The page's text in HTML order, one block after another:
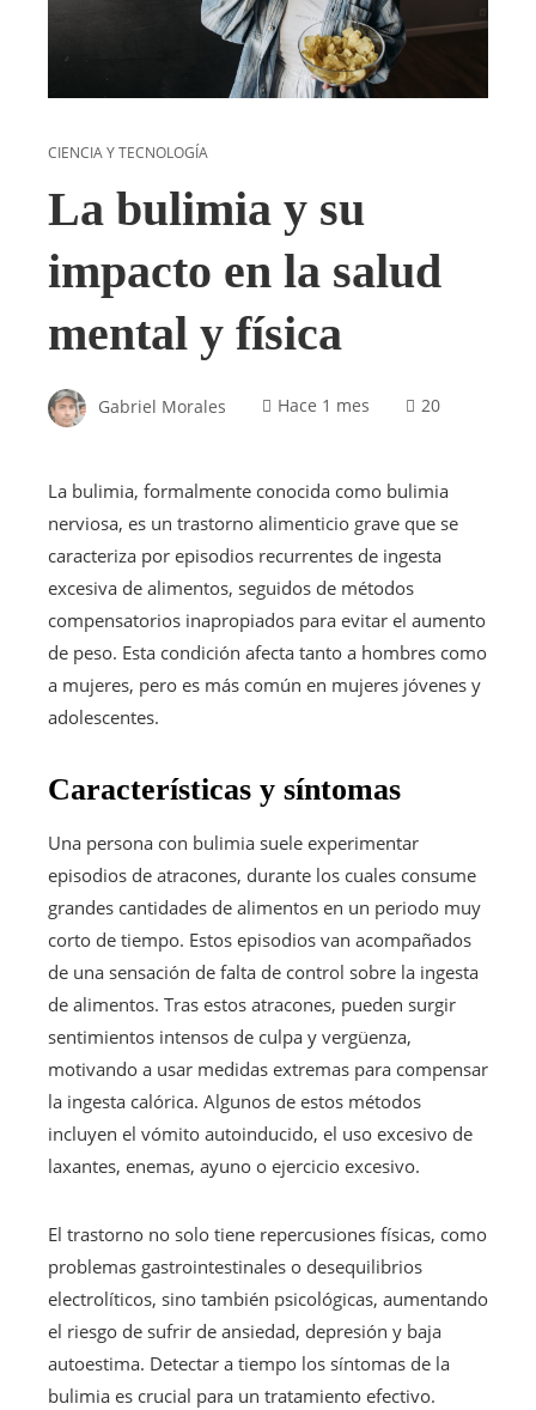
CIENCIA Y TECNOLOGÍA
La bulimia y su
impacto en la salud
mental y física
Gabriel Morales Hace 1 mes 20
La bulimia, formalmente conocida como bulimia
nerviosa, es un trastorno alimenticio grave que se
caracteriza por episodios recurrentes de ingesta
excesiva de alimentos, seguidos de métodos
compensatorios inapropiados para evitar el aumento
de peso. Esta condición afecta tanto a hombres como
a mujeres, pero es más común en mujeres jóvenes y
adolescentes.
Características y síntomas
Una persona con bulimia suele experimentar
episodios de atracones, durante los cuales consume
grandes cantidades de alimentos en un periodo muy
corto de tiempo. Estos episodios van acompañados
de una sensación de falta de control sobre la ingesta
de alimentos. Tras estos atracones, pueden surgir
sentimientos intensos de culpa y vergüenza,
motivando a usar medidas extremas para compensar
la ingesta calórica. Algunos de estos métodos
incluyen el vómito autoinducido, el uso excesivo de
laxantes, enemas, ayuno o ejercicio excesivo.
El trastorno no solo tiene repercusiones físicas, como
problemas gastrointestinales o desequilibrios
electrolíticos, sino también psicológicas, aumentando
el riesgo de sufrir de ansiedad, depresión y baja
autoestima. Detectar a tiempo los síntomas de la
bulimia es crucial para un tratamiento efectivo.